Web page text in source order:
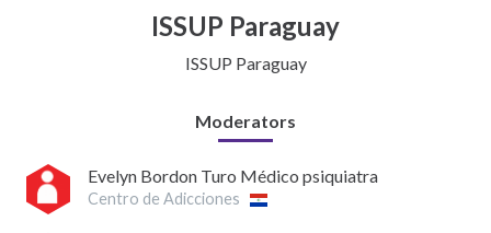
ISSUP Paraguay
ISSUP Paraguay
Moderators
Evelyn Bordon Turo Médico psiquiatra
Centro de Adicciones